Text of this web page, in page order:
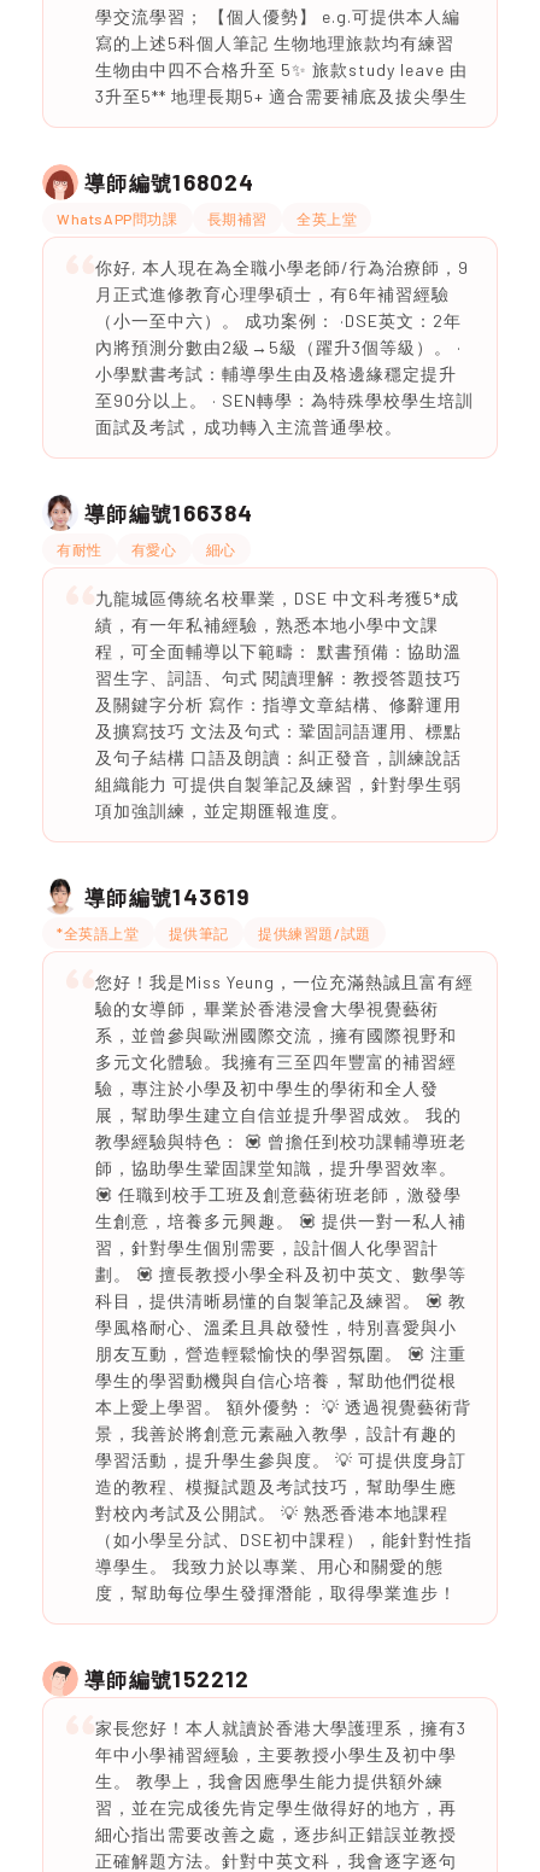
學交流學習； 【個人優勢】 e.g.可提供本人編
寫的上述5科個人筆記 生物地理旅款均有練習
生物由中四不合格升至 5✨ 旅款study leave 由
3升至5** 地理長期5+ 適合需要補底及拔尖學生
導師編號168024
WhatsAPP問功課 長期補習 全英上堂
你好, 本人現在為全職小學老師/行為治療師，9
月正式進修教育心理學碩士，有6年補習經驗
（小一至中六）。 成功案例： ·DSE英文：2年
內將預測分數由2級→5級（躍升3個等級）。 ·
小學默書考試：輔導學生由及格邊緣穩定提升
至90分以上。 · SEN轉學：為特殊學校學生培訓
面試及考試，成功轉入主流普通學校。
導師編號166384
有耐性 有愛心 細心
九龍城區傳統名校畢業，DSE 中文科考獲5*成
績，有一年私補經驗，熟悉本地小學中文課
程，可全面輔導以下範疇： 默書預備：協助溫
習生字、詞語、句式 閱讀理解：教授答題技巧
及關鍵字分析 寫作：指導文章結構、修辭運用
及擴寫技巧 文法及句式：鞏固詞語運用、標點
及句子結構 口語及朗讀：糾正發音，訓練說話
組織能力 可提供自製筆記及練習，針對學生弱
項加強訓練，並定期匯報進度。
導師編號143619
*全英語上堂 提供筆記 提供練習題/試題
您好！我是Miss Yeung，一位充滿熱誠且富有經
驗的女導師，畢業於香港浸會大學視覺藝術
系，並曾參與歐洲國際交流，擁有國際視野和
多元文化體驗。我擁有三至四年豐富的補習經
驗，專注於小學及初中學生的學術和全人發
展，幫助學生建立自信並提升學習成效。 我的
教學經驗與特色： 💟 曾擔任到校功課輔導班老
師，協助學生鞏固課堂知識，提升學習效率。
💟 任職到校手工班及創意藝術班老師，激發學
生創意，培養多元興趣。 💟 提供一對一私人補
習，針對學生個別需要，設計個人化學習計
劃。 💟 擅長教授小學全科及初中英文、數學等
科目，提供清晰易懂的自製筆記及練習。 💟 教
學風格耐心、溫柔且具啟發性，特別喜愛與小
朋友互動，營造輕鬆愉快的學習氛圍。 💟 注重
學生的學習動機與自信心培養，幫助他們從根
本上愛上學習。 額外優勢： 💡 透過視覺藝術背
景，我善於將創意元素融入教學，設計有趣的
學習活動，提升學生參與度。 💡 可提供度身訂
造的教程、模擬試題及考試技巧，幫助學生應
對校內考試及公開試。 💡 熟悉香港本地課程
（如小學呈分試、DSE初中課程），能針對性指
導學生。 我致力於以專業、用心和關愛的態
度，幫助每位學生發揮潛能，取得學業進步！
導師編號152212
家長您好！本人就讀於香港大學護理系，擁有3
年中小學補習經驗，主要教授小學生及初中學
生。 教學上，我會因應學生能力提供額外練
習，並在完成後先肯定學生做得好的地方，再
細心指出需要改善之處，逐步糾正錯誤並教授
正確解題方法。針對中英文科，我會逐字逐句